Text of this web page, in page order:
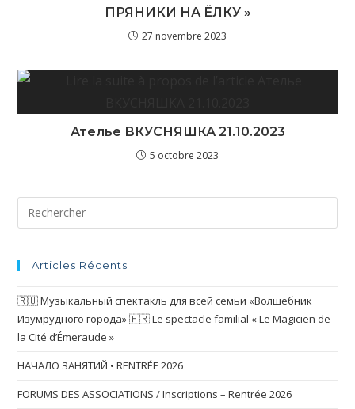
ПРЯНИКИ НА ЁЛКУ »
27 novembre 2023
Ателье ВКУСНЯШКА 21.10.2023
5 octobre 2023
Articles Récents
🇷🇺 Музыкальный спектакль для всей семьи «Волшебник
Изумрудного города» 🇫🇷 Le spectacle familial « Le Magicien de
la Cité d’Émeraude »
НАЧАЛО ЗАНЯТИЙ • RENTRÉE 2026
FORUMS DES ASSOCIATIONS / Inscriptions – Rentrée 2026